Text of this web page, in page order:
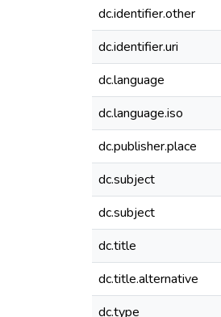
dc.identifier.other
dc.identifier.uri
dc.language
dc.language.iso
dc.publisher.place
dc.subject
dc.subject
dc.title
dc.title.alternative
dc.type